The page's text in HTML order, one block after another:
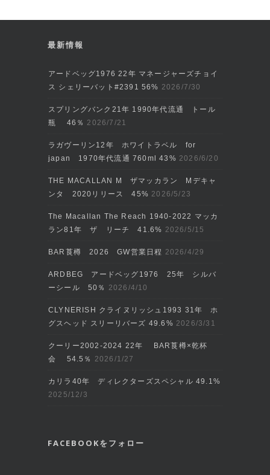
最新情報
アードベッグ1976 22年 マネージャーズチョイ
ス シェリーバット#2391 56% 2026/7/30
スプリングバンク21年 1990年代流通 トール
瓶 46％ 2026/7/21
ラガヴーリン12年 ホワイトラベル for
japan 1970年代流通 760ml 43% 2026/6/20
THE MACALLAN M ザマッカラン Mデキャ
ンタ 2020リリース 45% 2026/5/23
The Macallan The Reach 1940-2022 マッカ
ラン81年 ザ リーチ 41.6% 2026/5/15
BAR莨樽 2026 GW営業日程 2026/4/29
ARDBEG アードベッグ1976 25年 シルバ
ーシール 50％ 2026/4/10
CLYNERISH クライヌリッシュ1993 31年 ホ
グスヘッド スリーリバーズ 49.6% 2026/3/31
クーリー2002‐2024 22年 BAR莨樽×乾杯
会 54.5％ 2026/1/27
カリラ40年 ディレクターズスペシャル 49.1%
2025/12/3
FACEBOOKをフォロー